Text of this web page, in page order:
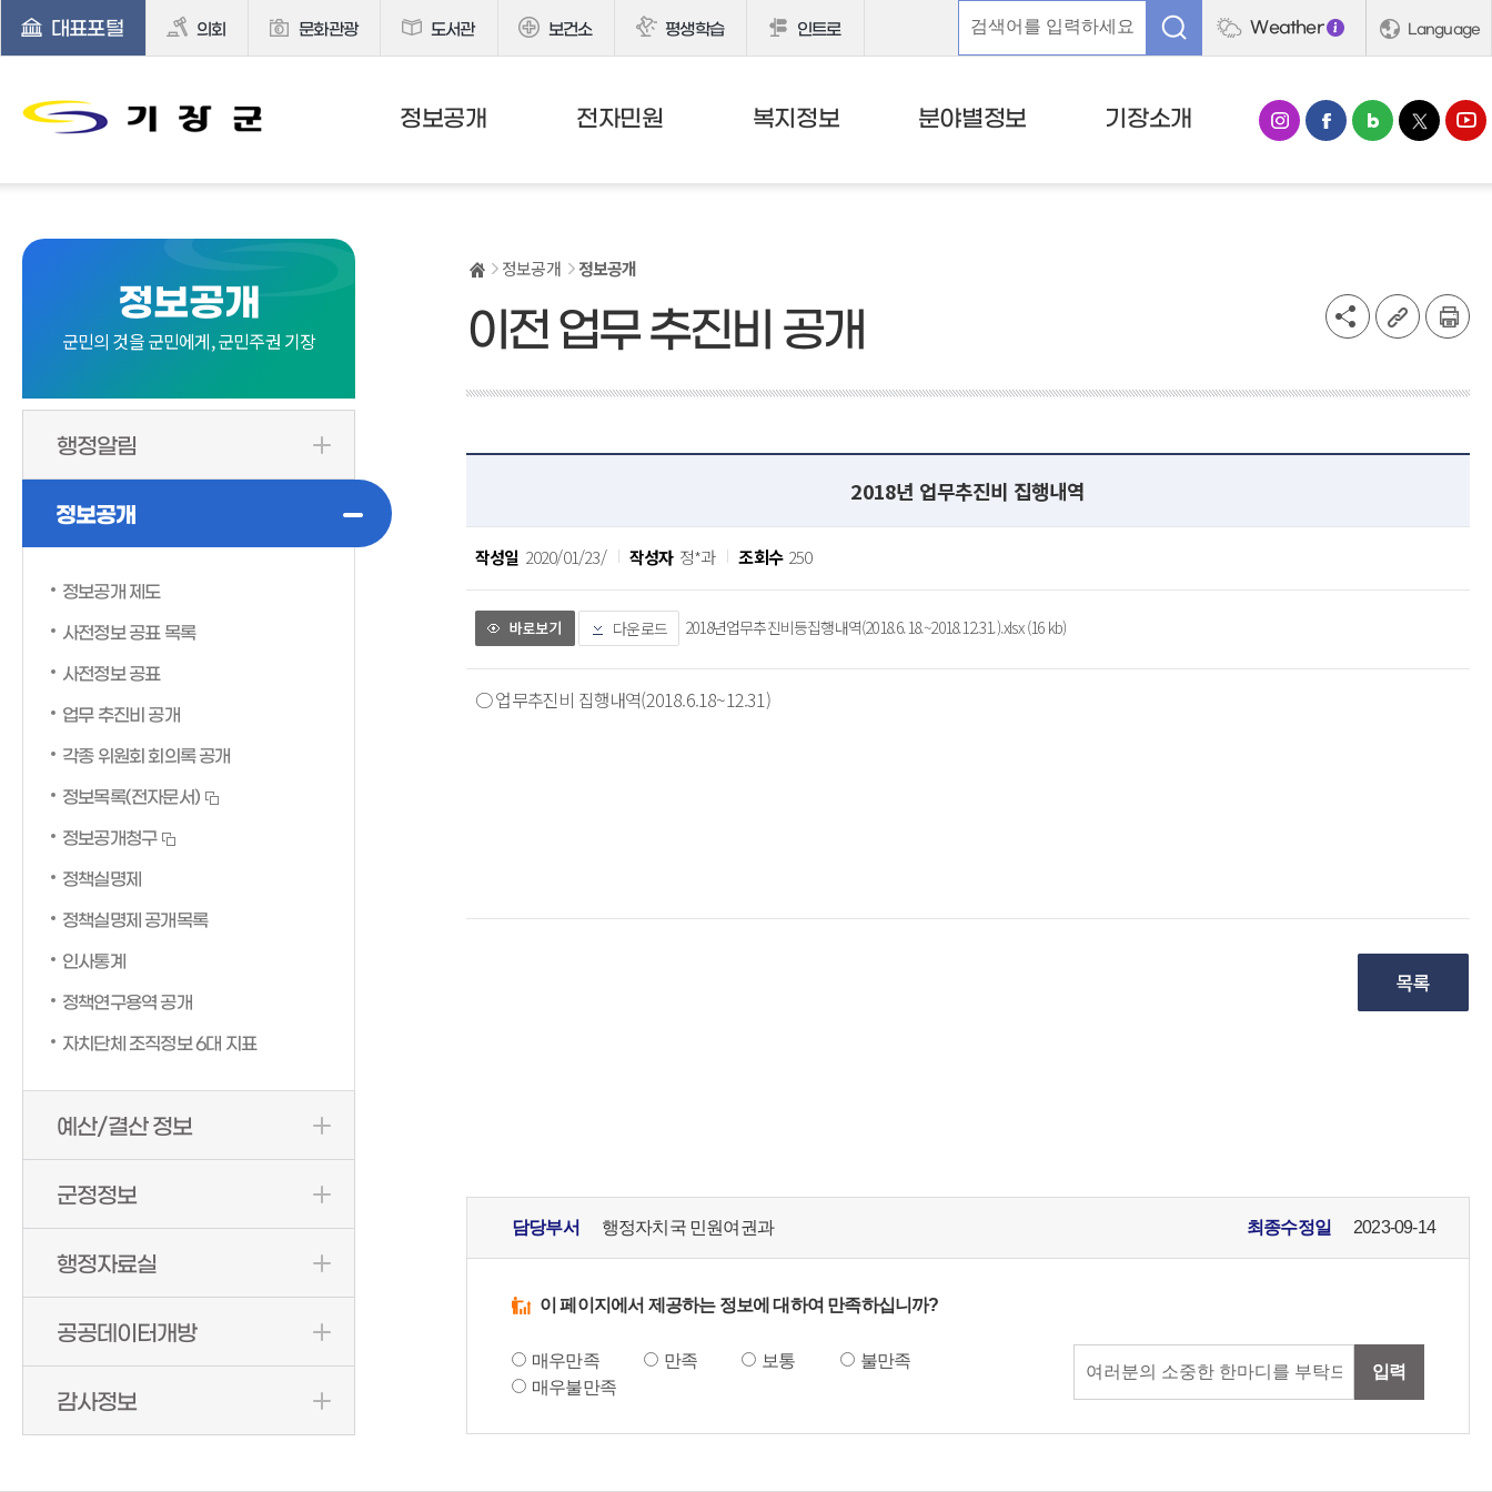
대표포털 의회 문화관광 도서관 보건소 평생학습 인트로 Weather Language
정보공개 전자민원 복지정보 분야별정보 기장소개
정보공개
군민의 것을 군민에게, 군민주권 기장
행정알림
정보공개
정보공개 제도
사전정보 공표 목록
사전정보 공표
업무 추진비 공개
각종 위원회 회의록 공개
정보목록(전자문서)
정보공개청구
정책실명제
정책실명제 공개목록
인사통계
정책연구용역 공개
자치단체 조직정보 6대 지표
예산/결산 정보
군정정보
행정자료실
공공데이터개방
감사정보
정보공개 정보공개
이전 업무 추진비 공개
2018년 업무추진비 집행내역
작성일 2020/01/23/ 작성자 정*과 조회수 250
다운로드 2018년업무추진비등집행내역(2018.6.18.~2018.12.31.).xlsx (16 kb)
○ 업무추진비 집행내역(2018.6.18~12.31)
담당부서 행정자치국 민원여권과 최종수정일 2023-09-14
이 페이지에서 제공하는 정보에 대하여 만족하십니까?
매우만족 만족 보통
불만족
매우불만족
입력